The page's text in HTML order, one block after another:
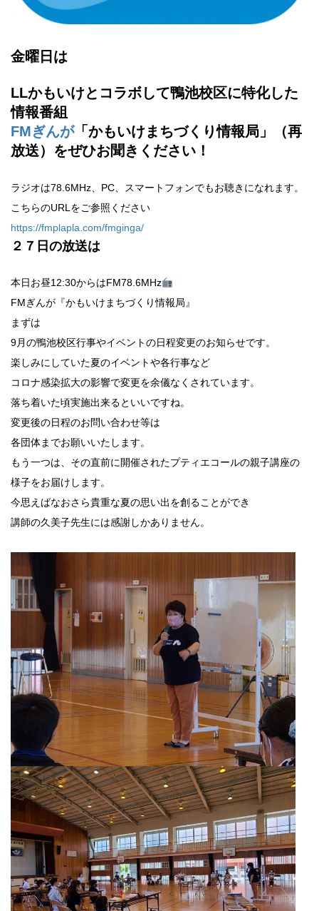
金曜日は
LLかもいけとコラボして鴨池校区に特化した
情報番組
FMぎんが「かもいけまちづくり情報局」（再
放送）をぜひお聞きください！
ラジオは78.6MHz、PC、スマートフォンでもお聴きになれます。
こちらのURLをご参照ください
https://fmplapla.com/fmginga/
２７ 日の放送は
本日お昼12:30からはFM78.6MHz
FMぎんが『かもいけまちづくり情報局』
まずは
9月の鴨池校区行事やイベントの日程変更のお知らせです。
楽しみにしていた夏のイベントや各行事など
コロナ感染拡大の影響で変更を余儀なくされています。
落ち着いた頃実施出来るといいですね。
変更後の日程のお問い合わせ等は
各団体までお願いいたします。
もう一つは、その直前に開催されたプティエコールの親子講座の
様子をお届けします。
今思えばなおさら貴重な夏の思い出を創ることができ
講師の久美子先生には感謝しかありません。